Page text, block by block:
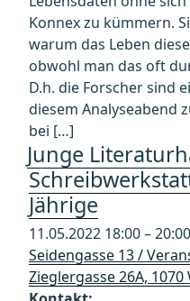
Konnex zu kümmern.
warum das Leben
obwohl man das oft
D.h. die Forscher sind
diesem Analyseabend
bei […]
Junge
Jährige
11.05.2022 18:00 –
Seidengasse 13 /
Zieglergasse 26A, 1070